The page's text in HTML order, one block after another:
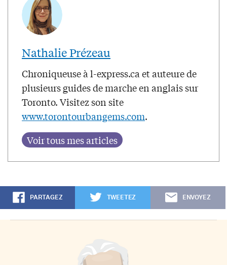
Nathalie Prézeau
Chroniqueuse à l-express.ca et auteure de
plusieurs guides de marche en anglais sur
Toronto. Visitez son site
www.torontourbangems.com.
PARTAGEZ TWEETEZ ENVOYEZ